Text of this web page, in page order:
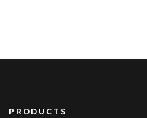
PRODUCTS